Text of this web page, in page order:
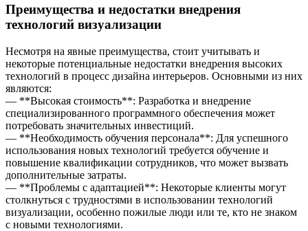
Преимущества и недостатки внедрения
технологий визуализации
Несмотря на явные преимущества, стоит учитывать и
некоторые потенциальные недостатки внедрения высоких
технологий в процесс дизайна интерьеров. Основными из них
являются:
— **Высокая стоимость**: Разработка и внедрение
специализированного программного обеспечения может
потребовать значительных инвестиций.
— **Необходимость обучения персонала**: Для успешного
использования новых технологий требуется обучение и
повышение квалификации сотрудников, что может вызвать
дополнительные затраты.
— **Проблемы с адаптацией**: Некоторые клиенты могут
столкнуться с трудностями в использовании технологий
визуализации, особенно пожилые люди или те, кто не знаком
с новыми технологиями.